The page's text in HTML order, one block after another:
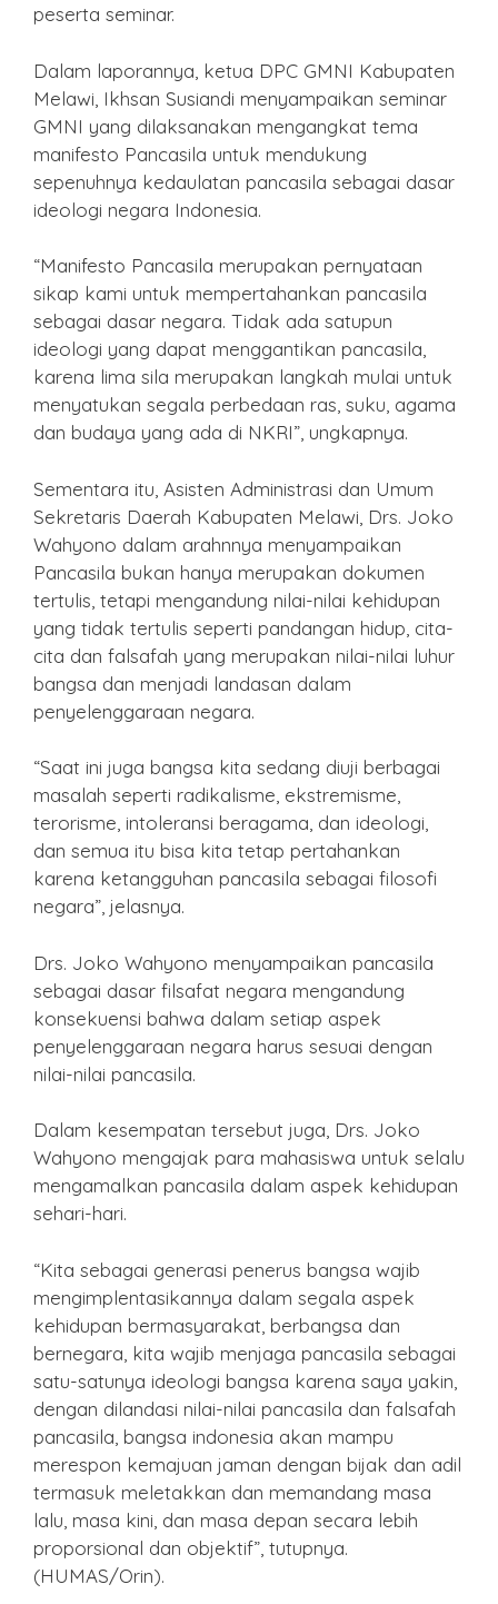
peserta seminar.
Dalam laporannya, ketua DPC GMNI Kabupaten
Melawi, Ikhsan Susiandi menyampaikan seminar
GMNI yang dilaksanakan mengangkat tema
manifesto Pancasila untuk mendukung
sepenuhnya kedaulatan pancasila sebagai dasar
ideologi negara Indonesia.
“Manifesto Pancasila merupakan pernyataan
sikap kami untuk mempertahankan pancasila
sebagai dasar negara. Tidak ada satupun
ideologi yang dapat menggantikan pancasila,
karena lima sila merupakan langkah mulai untuk
menyatukan segala perbedaan ras, suku, agama
dan budaya yang ada di NKRI”, ungkapnya.
Sementara itu, Asisten Administrasi dan Umum
Sekretaris Daerah Kabupaten Melawi, Drs. Joko
Wahyono dalam arahnnya menyampaikan
Pancasila bukan hanya merupakan dokumen
tertulis, tetapi mengandung nilai-nilai kehidupan
yang tidak tertulis seperti pandangan hidup, cita-
cita dan falsafah yang merupakan nilai-nilai luhur
bangsa dan menjadi landasan dalam
penyelenggaraan negara.
“Saat ini juga bangsa kita sedang diuji berbagai
masalah seperti radikalisme, ekstremisme,
terorisme, intoleransi beragama, dan ideologi,
dan semua itu bisa kita tetap pertahankan
karena ketangguhan pancasila sebagai filosofi
negara”, jelasnya.
Drs. Joko Wahyono menyampaikan pancasila
sebagai dasar filsafat negara mengandung
konsekuensi bahwa dalam setiap aspek
penyelenggaraan negara harus sesuai dengan
nilai-nilai pancasila.
Dalam kesempatan tersebut juga, Drs. Joko
Wahyono mengajak para mahasiswa untuk selalu
mengamalkan pancasila dalam aspek kehidupan
sehari-hari.
“Kita sebagai generasi penerus bangsa wajib
mengimplentasikannya dalam segala aspek
kehidupan bermasyarakat, berbangsa dan
bernegara, kita wajib menjaga pancasila sebagai
satu-satunya ideologi bangsa karena saya yakin,
dengan dilandasi nilai-nilai pancasila dan falsafah
pancasila, bangsa indonesia akan mampu
merespon kemajuan jaman dengan bijak dan adil
termasuk meletakkan dan memandang masa
lalu, masa kini, dan masa depan secara lebih
proporsional dan objektif”, tutupnya.
(HUMAS/Orin).